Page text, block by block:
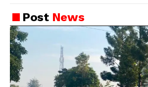
Berintegritas
PostNews